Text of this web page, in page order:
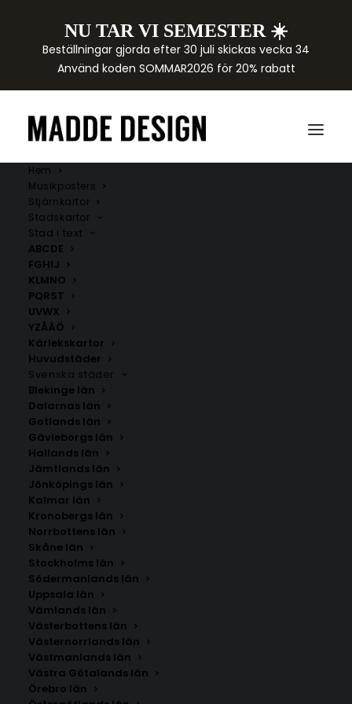
NU TAR VI SEMESTER ☀️
Beställningar gjorda efter 30 juli skickas vecka 34
Använd koden SOMMAR2026 för 20% rabatt
Hem
Musikposters
Stjärnkartor
Stadskartor
Stad i text
ABCDE
FGHIJ
KLMNO
PQRST
UVWX
YZÅÄÖ
Kärlekskartor
Huvudstäder
Svenska städer
Blekinge län
Dalarnas län
Gotlands län
Gävleborgs län
Hallands län
Jämtlands län
Jönköpings län
Kalmar län
Kronobergs län
Norrbottens län
Skåne län
Stockholms län
Södermanlands län
Uppsala län
Vämlands län
Västerbottens län
Västernorrlands län
Västmanlands län
Västra Götalands län
Örebro län
Hej Hej Poster #14
Storlek